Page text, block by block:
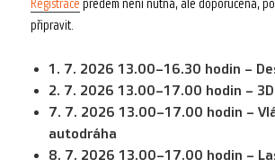
Registrace předem není nutná, ale doporučená,
připravit.
1. 7. 2026 13.00–16.30 hodin –
2. 7. 2026 13.00–17.00 hodin –
7. 7. 2026 13.00–17.00 hodin –
autodráha
8. 7. 2026 13.00–17.00 hodin –